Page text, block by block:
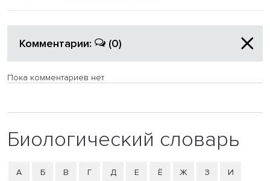
Комментарии: (0)
Пока комментариев нет
Биологический словарь
А Б В Г Д Е Ё Ж З И